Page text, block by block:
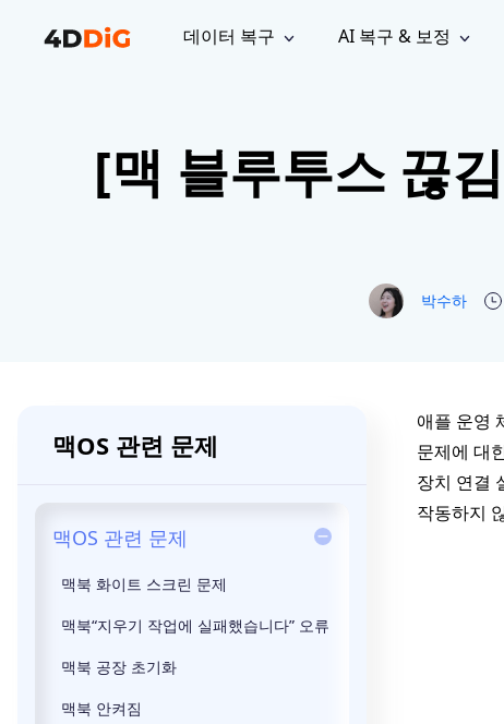
데이터 복구
윈도우에서 삭제된 파일 복구
프로
AI 복구 & 보정
Partition Manager
Windows용 간편 디스크 관리
Duplicate
중복 파일 검
Mac 최적화
Mac Boot Genius
지원 센터
가이드, 라이선스, 문의
사용자 가
사용자 가이
사용 방법
모든 팁 &
[맥 블루투스 끊
박수하
맥OS 관련 문제
맥OS 관련 문제
맥북 화이트 스크린 문제
맥북“지우기 작업에 실패했습니다” 오류
맥북 공장 초기화
맥북 안켜짐
애플 운영
문제에 대
장치 연결
작동하지